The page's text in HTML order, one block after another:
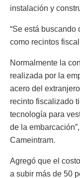
instalación y
“Se está
como recintos
Normalmente la
realizada por la
acero del
recinto fiscalizado
tecnología para
de la
Cameintram.
Agregó que el
a subir más de 50